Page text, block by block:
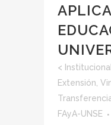
< Institucional
Extensión,
FAyA-UNSE